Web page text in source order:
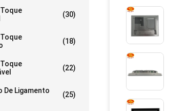
Toque
(30)
Toque
(18)
Toque
(22)
De Ligamento
(25)